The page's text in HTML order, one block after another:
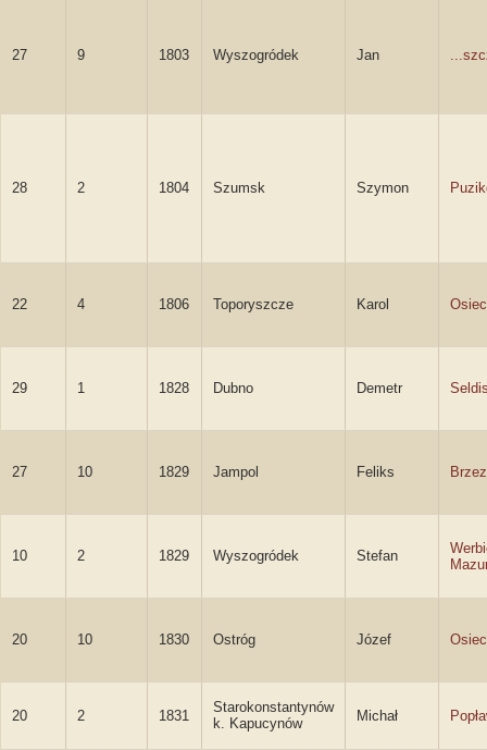
27 9 1803 Wyszogródek Jan
28 2 1804 Szumsk Szymon
22 4 1806 Toporyszcze Karol
29 1 1828 Dubno Demetr
27 10 1829 Jampol Feliks
10 2 1829 Wyszogródek Stefan
20 10 1830 Ostróg Józef
20 2 1831
Starokonstantynów
k. Kapucynów
Michał